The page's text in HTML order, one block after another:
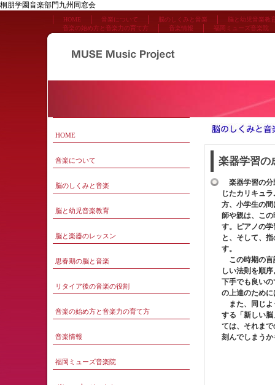
桐朋学園音楽部門九州同窓会
HOME 音楽について 脳のしくみと音楽
脳と幼児音楽教
音楽の始め方と音楽力の育て方
音楽情報 福岡ミューズ音楽院
楽器学習の
楽器学習の分
じたカリキュ
方、小学生の
師や親は、こ
す。ピアノの
と、そして、
す。
この時期の言
しい法則を順
下手でも良い
の上達のため
また、同じよ
する「新しい
ては、それま
刻んでしまう
HOME
音楽について
脳のしくみと音楽
脳と幼児音楽教育
脳と楽器のレッスン
思春期の脳と音楽
リタイア後の音楽の役割
音楽の始め方と音楽力の育て方
音楽情報
福岡ミューズ音楽院